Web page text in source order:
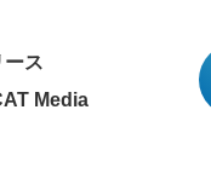
ース
Media